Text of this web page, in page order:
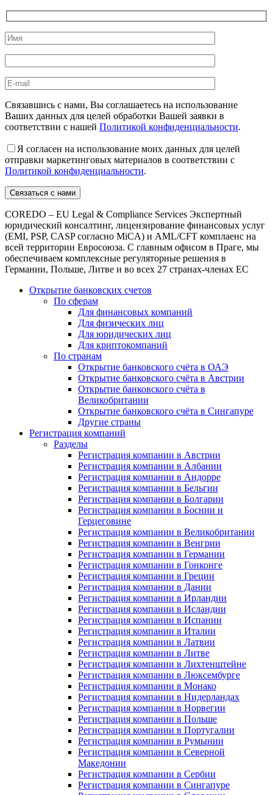
Связавшись с нами, Вы соглашаетесь на использование
Ваших данных для целей обработки Вашей заявки в
соответствии с нашей Политикой конфиденциальности.
Я согласен на использование моих данных для целей
отправки маркетинговых материалов в соответствии с
Политикой конфиденциальности.
COREDO – EU Legal & Compliance Services Экспертный
юридический консалтинг, лицензирование финансовых услуг
(EMI, PSP, CASP согласно MiCA) и AML/CFT комплаенс на
всей территории Евросоюза. С главным офисом в Праге, мы
обеспечиваем комплексные регуляторные решения в
Германии, Польше, Литве и во всех 27 странах-членах ЕС
Открытие банковских счетов
По сферам
Для финансовых компаний
Для физических лиц
Для юридических лиц
Для криптокомпаний
По странам
Открытие банковского счёта в ОАЭ
Открытие банковского счёта в Австрии
Открытие банковского счёта в
Великобритании
Открытие банковского счёта в Сингапуре
Другие страны
Регистрация компаний
Разделы
Регистрация компании в Австрии
Регистрация компании в Албании
Регистрация компании в Андорре
Регистрация компании в Бельгии
Регистрация компании в Болгарии
Регистрация компании в Боснии и
Герцеговине
Регистрация компании в Великобритании
Регистрация компании в Венгрии
Регистрация компании в Германии
Регистрация компании в Гонконге
Регистрация компании в Греции
Регистрация компании в Дании
Регистрация компании в Ирландии
Регистрация компании в Исландии
Регистрация компании в Испании
Регистрация компании в Италии
Регистрация компании в Латвии
Регистрация компании в Литве
Регистрация компании в Лихтенштейне
Регистрация компании в Люксембурге
Регистрация компании в Монако
Регистрация компании в Нидерландах
Регистрация компании в Норвегии
Регистрация компании в Польше
Регистрация компании в Португалии
Регистрация компании в Румынии
Регистрация компании в Северной
Македонии
Регистрация компании в Сербии
Регистрация компании в Сингапуре